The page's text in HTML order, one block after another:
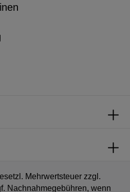
Mehrwertsteuer zzgl.
Nachnahmegebühren, wenn